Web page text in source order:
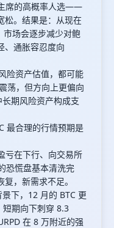
席的高概率人选——
松。结果是：从现在
市场会逐步减少对鲍
、通胀容忍度向
险资产估值，都可能
荡，但方向上更偏向
期风险资产构成支
最合理的行情预期是
亏在下行、向交易所
恐慌盘基本清洗完
，新需求不足。
下，12 月的 BTC 更
期向下刺穿 8.3
在 8 万附近的强